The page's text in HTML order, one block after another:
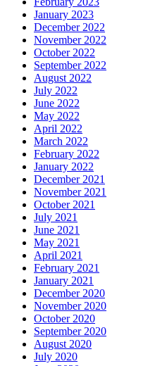
January 2023
December 2022
November 2022
October 2022
September 2022
August 2022
July 2022
June 2022
May 2022
April 2022
March 2022
February 2022
January 2022
December 2021
November 2021
October 2021
July 2021
June 2021
May 2021
April 2021
February 2021
January 2021
December 2020
November 2020
October 2020
September 2020
August 2020
July 2020